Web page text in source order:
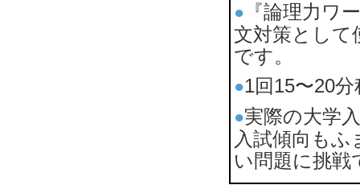
● 『論理力ワ
文対策として
です。
●1回15〜20
●実際の大学
入試傾向も
い問題に挑戦